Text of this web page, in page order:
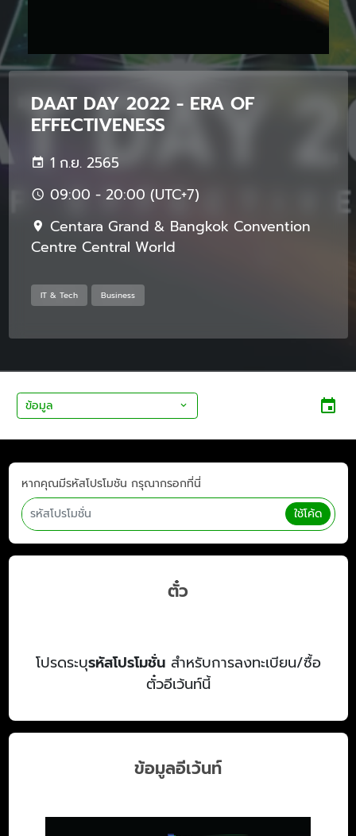
DAAT DAY 2022 - ERA OF
EFFECTIVENESS
1 ก.ย. 2565
09:00 - 20:00 (UTC+7)
Centara Grand & Bangkok Convention
Centre Central World
IT & Tech Business
ข้อมูล
หากคุณมีรหัสโปรโมชัน กรุณากรอกที่นี่
ใช้โค้ด
ตั๋ว
โปรดระบุรหัสโปรโมชั่นสำหรับการลงทะเบียน/ซื้อ
ตั๋วอีเว้นท์นี้
ข้อมูลอีเว้นท์